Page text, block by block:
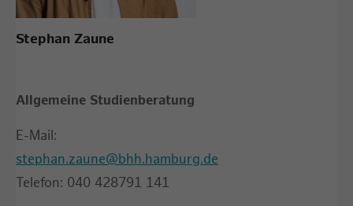
Stephan Zaune
Allgemeine Studienberatung
E-Mail:
stephan.zaune@bhh.hamburg.de
Telefon: 040 428791 141